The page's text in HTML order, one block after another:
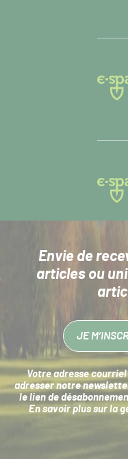
Envie de
articlesou
JE
Votre adresse
adresser notre
le lien de
En savoir plus sur la